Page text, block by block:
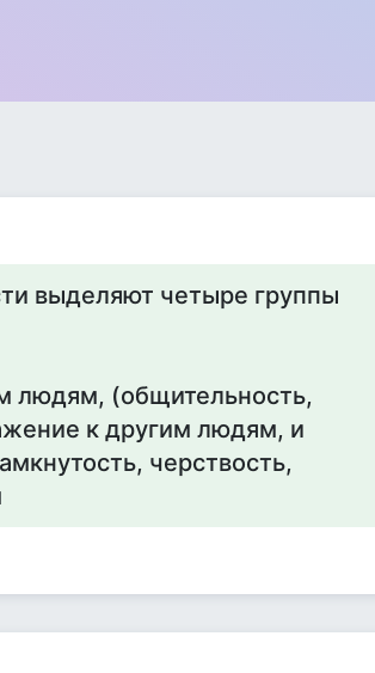
выделяют четыре группы
людям, (общительность,
к другим людям, и
черствость,